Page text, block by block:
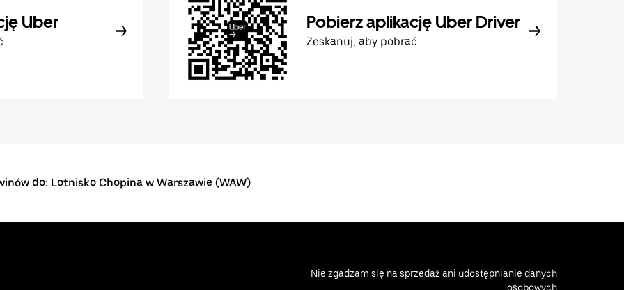
Uber Pobierz aplikację Uber Driver
Zeskanuj, aby pobrać
do: Lotnisko Chopina w Warszawie (WAW)
Nie zgadzam się na sprzedaż ani udostępnianie danych
osobowych